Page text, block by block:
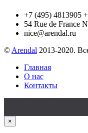
+7 (495) 4813905
54 Rue de France
nice@arendal.ru
© Arendal 2013-2020.
Главная
О нас
Контакты
×